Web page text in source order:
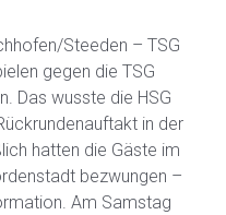
Steeden – TSG
gegen die TSG
Das wusste die HSG
in der
hatten die Gäste im
bezwungen –
Am Samstag